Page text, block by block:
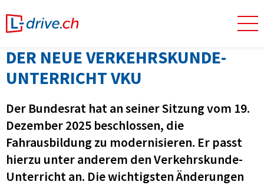
DER NEUE VERKEHRSKUNDE-
UNTERRICHT VKU
Der Bundesrat hat an seiner Sitzung vom 19.
Dezember 2025 beschlossen, die
Fahrausbildung zu modernisieren. Er passt
hierzu unter anderem den Verkehrskunde-
Unterricht an. Die wichtigsten Änderungen